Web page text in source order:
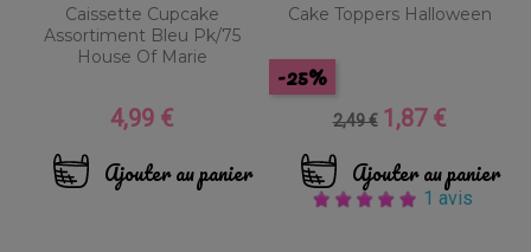
Caissette Cupcake
Assortiment Bleu Pk/75
House Of Marie
Prix
4,99 €
Ajouter au panier
Cake Toppers Halloween
Prix
base
2,49 €
-25%
Prix
1,87 €
Ajouter au panier
1 avis